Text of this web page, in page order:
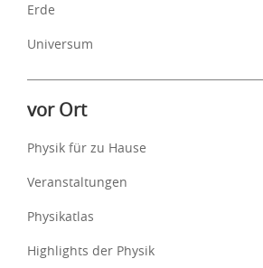
Erde
Universum
vor Ort
Physik für zu Hause
Veranstaltungen
Physikatlas
Highlights der Physik